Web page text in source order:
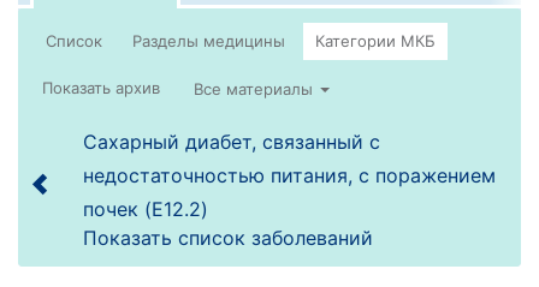
Список
Все материалы
Сахарный диабет, связанный с
недостаточностью питания, с поражением
почек (E12.2)
Показать список заболеваний